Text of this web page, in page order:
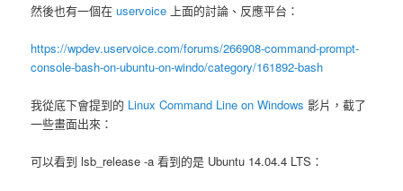
然後也有一個在uservoice 上面的討論、反應平台：
https://wpdev.uservoice.com/forums/266908-command-prompt-
console-bash-on-ubuntu-on-windo/category/161892-bash
我從底下會提到的 Linux Command Line on Windows 影片，截了
一些畫面出來：
可以看到 lsb_release -a 看到的是 Ubuntu 14.04.4 LTS：